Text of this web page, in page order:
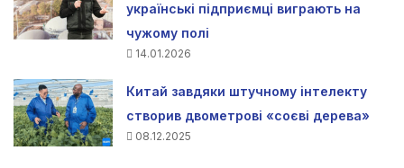
українські підприємці виграють на
чужому полі
14.01.2026
Китай завдяки штучному інтелекту
створив двометрові «соєві дерева»
08.12.2025